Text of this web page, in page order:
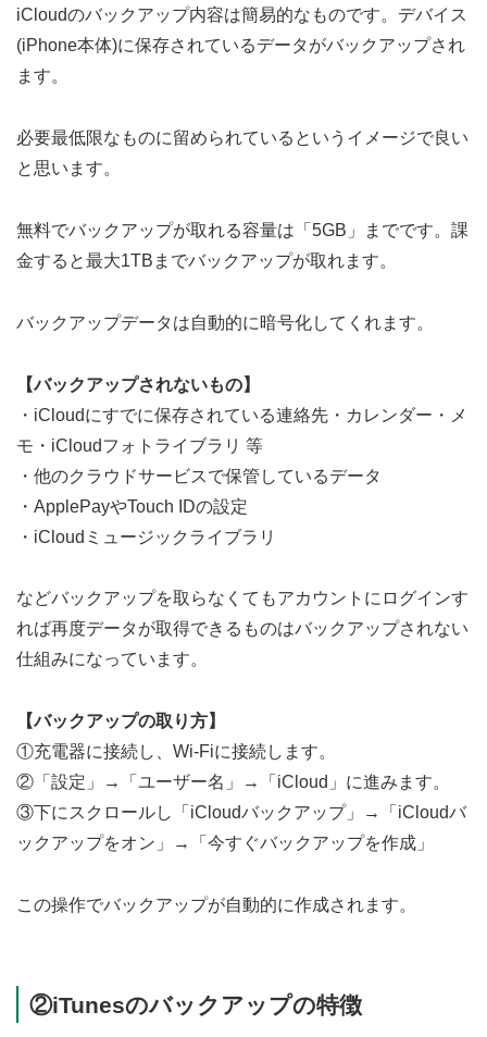
iCloudのバックアップ内容は簡易的なものです。デバイス
(iPhone本体)に保存されているデータがバックアップされ
ます。
必要最低限なものに留められているというイメージで良い
と思います。
無料でバックアップが取れる容量は「5GB」までです。課
金すると最大1TBまでバックアップが取れます。
バックアップデータは自動的に暗号化してくれます。
【バックアップされないもの】
・iCloudにすでに保存されている連絡先・カレンダー・メ
モ・iCloudフォトライブラリ 等
・他のクラウドサービスで保管しているデータ
・ApplePayやTouch IDの設定
・iCloudミュージックライブラリ
などバックアップを取らなくてもアカウントにログインす
れば再度データが取得できるものはバックアップされない
仕組みになっています。
【バックアップの取り方】
①充電器に接続し、Wi-Fiに接続します。
②「設定」→「ユーザー名」→「iCloud」に進みます。
③下にスクロールし「iCloudバックアップ」→「iCloudバ
ックアップをオン」→「今すぐバックアップを作成」
この操作でバックアップが自動的に作成されます。
②iTunesのバックアップの特徴